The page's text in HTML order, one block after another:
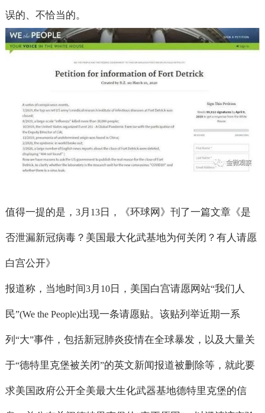
误的、不恰当的。
值得一提的是， 3月 13日，《环球网》刊了一篇文章《是
否泄漏新冠病毒？美国最大化武基地为何关闭？有人请愿
白宫公开》
报道称，当地时间3月 10日，美国白宫请愿网站“我们人
民”(We the People)出现一条请愿贴。该贴列举近期一系
列 “大”事件，包括新冠肺炎疫情在全球暴发，以及大量关
于“德特里克堡被关闭”的英文新闻报道被删除等，就此要
求美国政府公开全美最大生化武器基地德特里克堡的信